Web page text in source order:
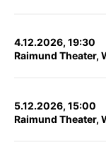
4.12.2026, 19:30
Raimund Theater,
5.12.2026, 15:00
Raimund Theater,